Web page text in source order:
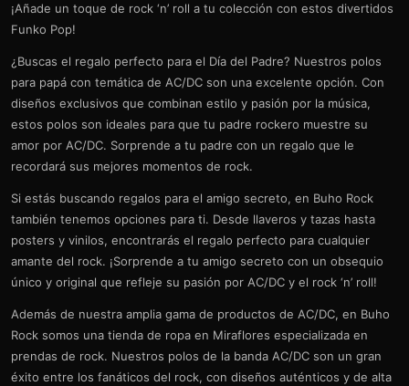
¡Añade un toque de rock ‘n’ roll a tu colección con estos divertidos
Funko Pop!
¿Buscas el regalo perfecto para el Día del Padre? Nuestros polos
para papá con temática de AC/DC son una excelente opción. Con
diseños exclusivos que combinan estilo y pasión por la música,
estos polos son ideales para que tu padre rockero muestre su
amor por AC/DC. Sorprende a tu padre con un regalo que le
recordará sus mejores momentos de rock.
Si estás buscando regalos para el amigo secreto, en Buho Rock
también tenemos opciones para ti. Desde llaveros y tazas hasta
posters y vinilos, encontrarás el regalo perfecto para cualquier
amante del rock. ¡Sorprende a tu amigo secreto con un obsequio
único y original que refleje su pasión por AC/DC y el rock ‘n’ roll!
Además de nuestra amplia gama de productos de AC/DC, en Buho
Rock somos una tienda de ropa en Miraflores especializada en
prendas de rock. Nuestros polos de la banda AC/DC son un gran
éxito entre los fanáticos del rock, con diseños auténticos y de alta